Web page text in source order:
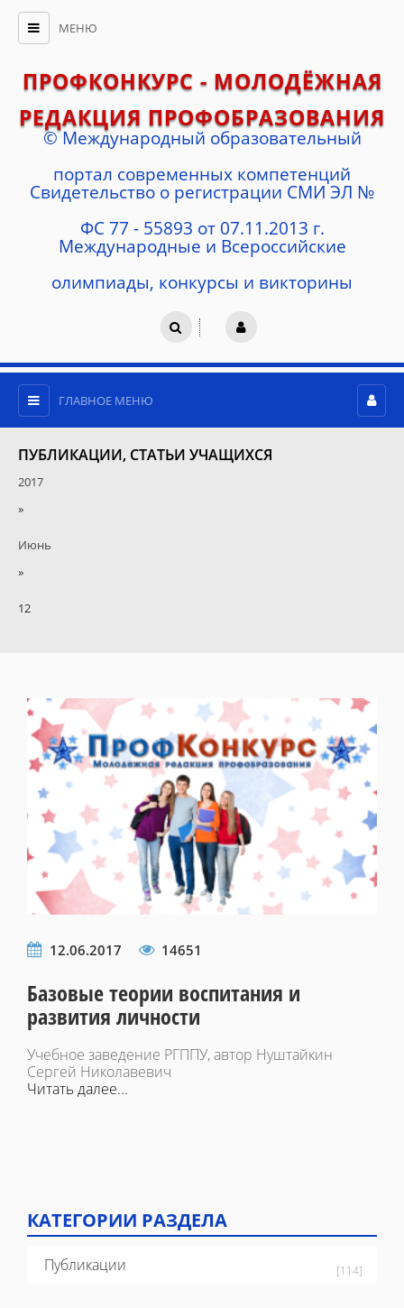
МЕНЮ
ПРОФКОНКУРС - МОЛОДЁЖНАЯ
РЕДАКЦИЯ ПРОФОБРАЗОВАНИЯ
© Международный образовательный
портал современных компетенций
Cвидетельство о регистрации СМИ ЭЛ №
ФС 77 - 55893 от 07.11.2013 г.
Международные и Всероссийские
олимпиады, конкурсы и викторины
ГЛАВНОЕ МЕНЮ
ПУБЛИКАЦИИ, СТАТЬИ УЧАЩИХСЯ
2017
»
Июнь
»
12
12.06.2017 14651
Базовые теории воспитания и
развития личности
Учебное заведение РГППУ, автор Нуштайкин
Сергей Николавевич
Читать далее...
КАТЕГОРИИ РАЗДЕЛА
Публикации [114]